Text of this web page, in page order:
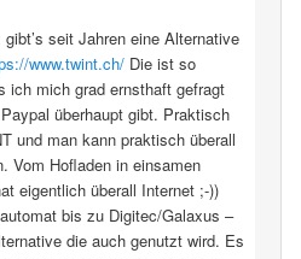
seit Jahren eine Alternative
www.twint.ch/Die ist so
ich mich grad ernsthaft gefragt
überhaupt gibt. Praktisch
und man kann praktisch überall
Vom Hofladen in einsamen
eigentlich überall Internet ;-))
bis zu Digitec/Galaxus –
die auch genutzt wird. Es